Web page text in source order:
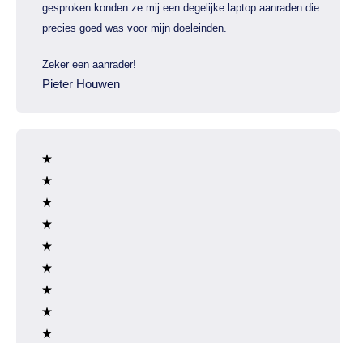
gesproken konden ze mij een degelijke laptop aanraden die
precies goed was voor mijn doeleinden.
Zeker een aanrader!
Pieter Houwen